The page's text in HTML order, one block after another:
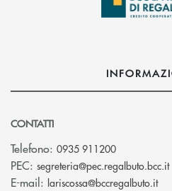
CONTATTI
Telefono: 0935 911200
PEC: segreteria@pec.regalbuto.bcc.it
E-mail: lariscossa@bccregalbuto.it(si